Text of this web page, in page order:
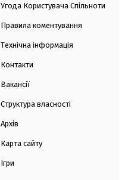
Угода Користувача Спільноти
Правила коментування
Технічна інформація
Контакти
Вакансії
Структура власності
Архів
Карта сайту
Ігри